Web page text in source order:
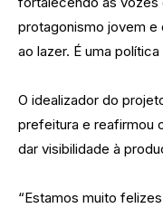
protagonismo jovem
ao lazer. É uma
O idealizador do
prefeitura e reafirmou
dar visibilidade à
“Estamos muito